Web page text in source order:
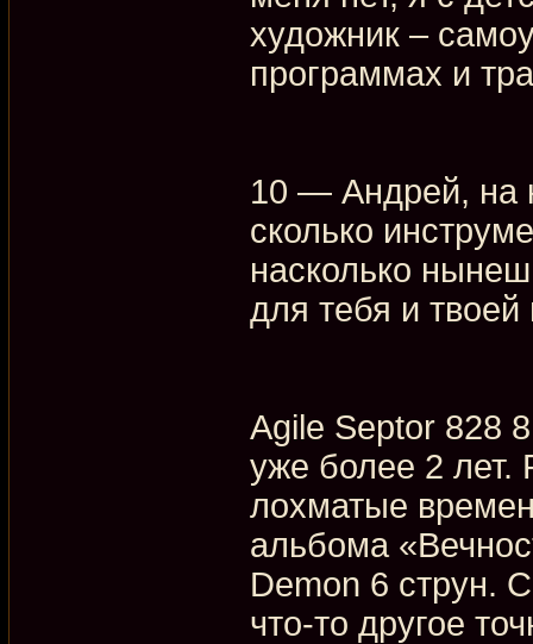
художник –
программах и
10 — Андрей, на
сколько
насколько
для тебя и
Agile Septor 828
уже более 2 лет.
лохматые
альбома
Demon 6 струн.
что-то другое